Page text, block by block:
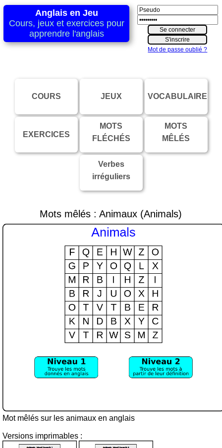
Anglais en Jeu
Cours, jeux et exercices pour
apprendre l'anglais
Mot de passe oublié ?
COURS JEUX VOCABULAIRE
EXERCICES
MOTS
FLÉCHÉS
MOTS
MÊLÉS
Verbes
irréguliers
Mots mêlés : Animaux (Animals)
Mot mêlés sur les animaux en anglais
Versions imprimables :